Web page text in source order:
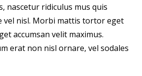
nascetur ridiculus mus quis
vel nisl. Morbi mattis tortor eget
accumsan velit maximus.
erat non nisl ornare, vel sodales